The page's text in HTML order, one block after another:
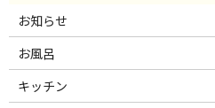
お知らせ
お風呂
キッチン